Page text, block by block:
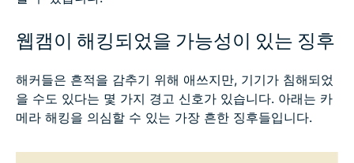
웹캠이 해킹되었을 가능성이 있는 징후
해커들은 흔적을 감추기 위해 애쓰지만, 기기가 침해되었
을 수도 있다는 몇 가지 경고 신호가 있습니다. 아래는 카
메라 해킹을 의심할 수 있는 가장 흔한 징후들입니다.